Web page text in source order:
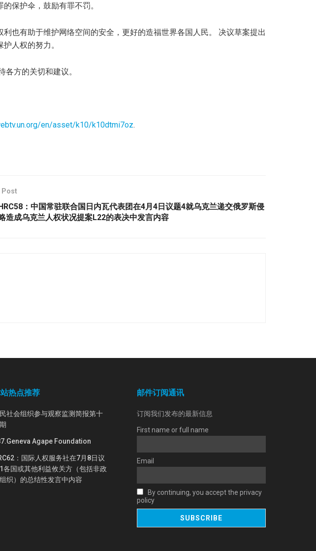
保护伞，鼓励有罪不罚。
也有助于维护网络空间的安全，更好的造福世界各国人民。 决议草案提出
人权的努力。
方的关切和建议。
en/asset/k10/k10dtmi7oz.
Post
：中国常驻联合国日内瓦代表团在4月4日议题4就乌克兰递交俄罗斯侵
造成乌克兰人权状况提案L22的表决中发言内容
热点推荐
社会组织参与观察监测简报第十
Agape Foundation
：国际人权服务社在7月8日议
各国或其他利益攸关方（包括非政
织）的总结性发言中内容
邮件订阅通讯
订阅我们发布的最新信息
First name or full name
Email
By continuing, you accept the privacy
policy